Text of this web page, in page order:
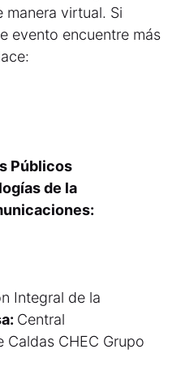
virtual. Si
evento encuentre más
Públicos
de la
Integral de la
Central
Caldas CHEC Grupo